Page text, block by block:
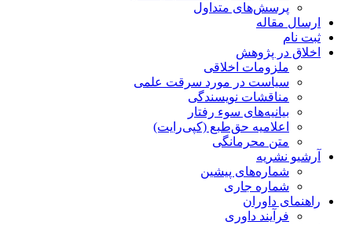
پرسش‌های متداول
ارسال مقاله
ثبت نام
اخلاق در پژوهش
ملزومات اخلاقی
سیاست در مورد سرقت علمی
مناقشات نویسندگی
بیانیه‌های سوء رفتار
اعلامیه حق‌طبع (کپی‌رایت)
متن محرمانگی
آرشیو نشریه
شماره‌های پیشین
شماره جاری
راهنمای داوران
فرآیند داوری